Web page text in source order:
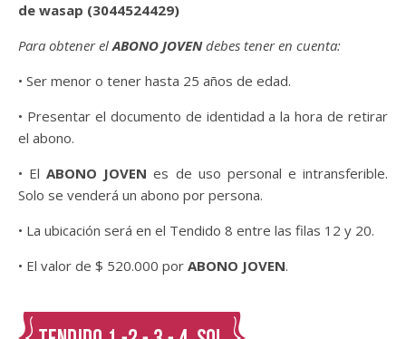
de wasap (3044524429)
Para obtener elABONO JOVENdebes tener en cuenta:
• Ser menor o tener hasta 25 años de edad.
• Presentar el documento de identidad a la hora de retirar
el abono.
• ElABONO JOVEN es de uso personal e intransferible.
Solo se venderá un abono por persona.
• La ubicación será en el Tendido 8 entre las filas 12 y 20.
• El valor de $ 520.000 por ABONO JOVEN.